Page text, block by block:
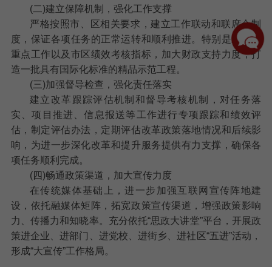
(二)建立保障机制，强化工作支撑
严格按照市、区相关要求，建立工作联动和联席会制
度，保证各项任务的正常运转和顺利推进。特别是对市区
重点工作以及市区绩效考核指标，加大财政支持力度，打
造一批具有国际化标准的精品示范工程。
(三)加强督导检查，强化责任落实
建立改革跟踪评估机制和督导考核机制，对任务落
实、项目推进、信息报送等工作进行专项跟踪和绩效评
估，制定评估办法，定期评估改革政策落地情况和后续影
响，为进一步深化改革和提升服务提供有力支撑，确保各
项任务顺利完成。
(四)畅通政策渠道，加大宣传力度
在传统媒体基础上，进一步加强互联网宣传阵地建
设，依托融媒体矩阵，拓宽政策宣传渠道，增强政策影响
力、传播力和知晓率。充分依托“思政大讲堂”平台，开展政
策进企业、进部门、进党校、进街乡、进社区“五进”活动，
形成“大宣传”工作格局。